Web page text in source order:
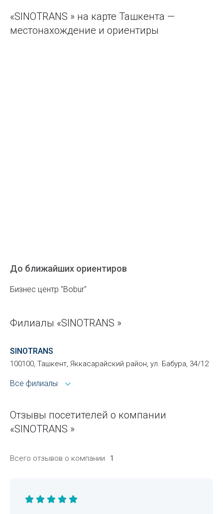
«SINOTRANS » на карте Ташкента —
местонахождение и ориентиры
До ближайших ориентиров
Бизнес центр "Bobur"
Филиалы «SINOTRANS »
SINOTRANS
100100, Ташкент, Яккасарайский район, ул. Бабура, 34/12
Все филиалы
Отзывы посетителей о компании
«SINOTRANS »
Всего отзывов о компании 1